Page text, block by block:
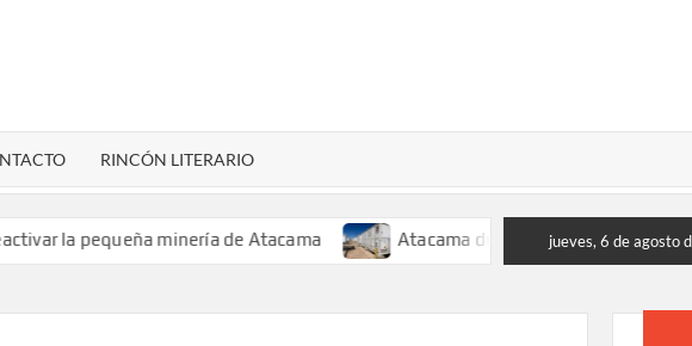
RINCÓN LITERARIO
pequeña minería de Atacama Atacama duplica su capacidad de
jueves, 6 de agosto